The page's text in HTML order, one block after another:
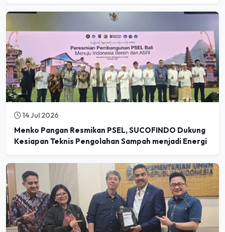
14 Jul 2026
Menko Pangan Resmikan PSEL, SUCOFINDO Dukung
Kesiapan Teknis Pengolahan Sampah menjadi Energi